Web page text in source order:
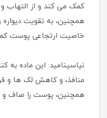
کمک می کند و از التهاب
همچنین، به تقویت
خاصیت ارتجاعی پوست
نیاسینامید: این ماده
منافذ، و کاهش لک ها و
همچنین، پوست را صاف